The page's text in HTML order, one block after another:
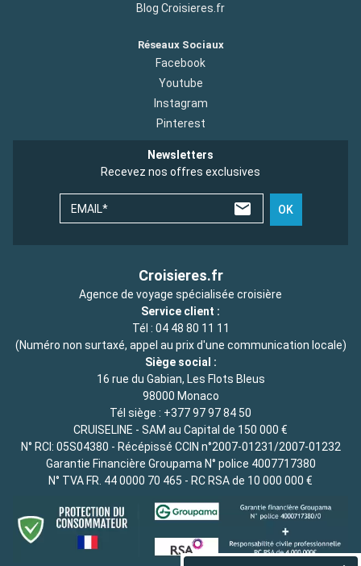
Blog Croisieres.fr
Réseaux Sociaux
Facebook
Youtube
Instagram
Pinterest
Newsletters
Recevez nos offres exclusives
EMAIL* OK
Croisieres.fr
Agence de voyage spécialisée croisière
Service client :
Tél : 04 48 80 11 11
(Numéro non surtaxé, appel au prix d'une communication locale)
Siège social :
16 rue du Gabian, Les Flots Bleus
98000 Monaco
Tél siège : +377 97 97 84 50
CRUISELINE - SAM au Capital de 150 000 €
N° RCI: 05S04380 - Récépissé CCIN n°2007-01231/2007-01232
Garantie Financière Groupama N° police 4007717380
N° TVA FR. 44 0000 70 465 - RC RSA de 10 000 000 €